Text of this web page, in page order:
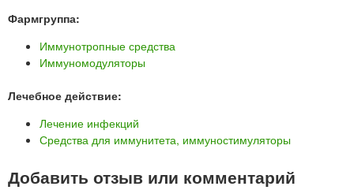
Фармгруппа:
Иммунотропные средства
Иммуномодуляторы
Лечебное действие:
Лечение инфекций
Средства для иммунитета, иммуностимуляторы
Добавить отзыв или комментарий